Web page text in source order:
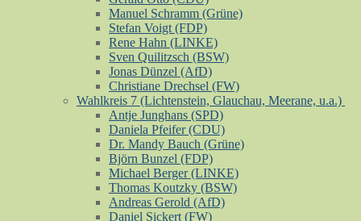
Manuel Schramm (Grüne)
Stefan Voigt (FDP)
Rene Hahn (LINKE)
Sven Quilitzsch (BSW)
Jonas Dünzel (AfD)
Christiane Drechsel (FW)
Wahlkreis 7 (Lichtenstein, Glauchau, Meerane, u.a.)
Antje Junghans (SPD)
Daniela Pfeifer (CDU)
Dr. Mandy Bauch (Grüne)
Björn Bunzel (FDP)
Michael Berger (LINKE)
Thomas Koutzky (BSW)
Andreas Gerold (AfD)
Daniel Sickert (FW)